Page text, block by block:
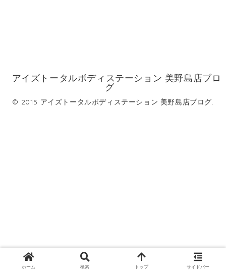
アイズトータルボディステーション 美野島店ブロ
グ
© 2015 アイズトータルボディステーション 美野島店ブログ.
ホーム 検索 トップ サイドバー